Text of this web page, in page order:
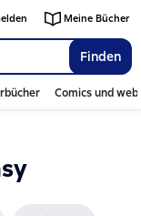
Finden
Meine Bücher
Comics und